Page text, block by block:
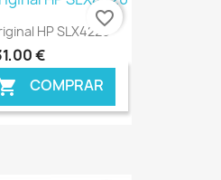
HP SLX4220
€
COMPRAR
favorite_border